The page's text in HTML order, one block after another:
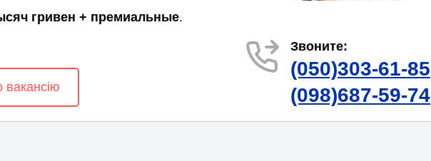
гривен + премиальные.
вакансію
Звоните:
(050)303-61-85
(098)687-59-74